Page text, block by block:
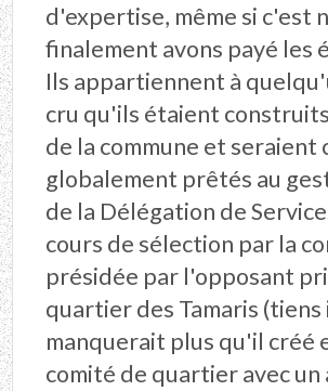
d'expertise, même si c'est
finalement avons payé les
Ils appartiennent à
cru qu'ils étaient
de la commune et seraient
globalement prêtés au
de la Délégation de
cours de sélection par la
présidée par l'opposant
quartier des Tamaris (tiens
manquerait plus qu'il créé
comité de quartier avec un